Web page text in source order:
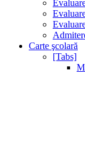
Carte şcolară
[Tabs]